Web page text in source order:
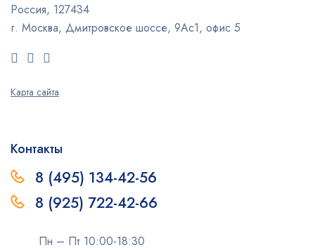
Россия, 127434
г. Москва, Дмитровское шоссе, 9Ас1, офис 5
Карта сайта
Контакты
8 (495) 134-42-56
8 (925) 722-42-66
Пн – Пт 10:00-18:30